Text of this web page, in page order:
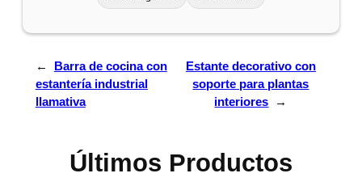
←
Barra de cocina con
estantería industrial
llamativa
Estante decorativo con
soporte para plantas
interiores
→
Últimos Productos